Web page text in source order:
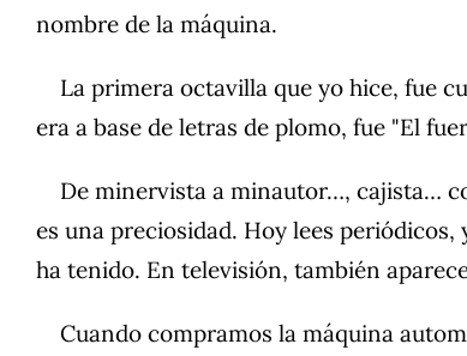
nombre de la máquina.
La primera octavilla que yo hice, fue
era a base de letras de plomo, fue "El
De minervista a minautor…, cajista…
es una preciosidad. Hoy lees
ha tenido. En televisión, también
Cuando compramos la máquina